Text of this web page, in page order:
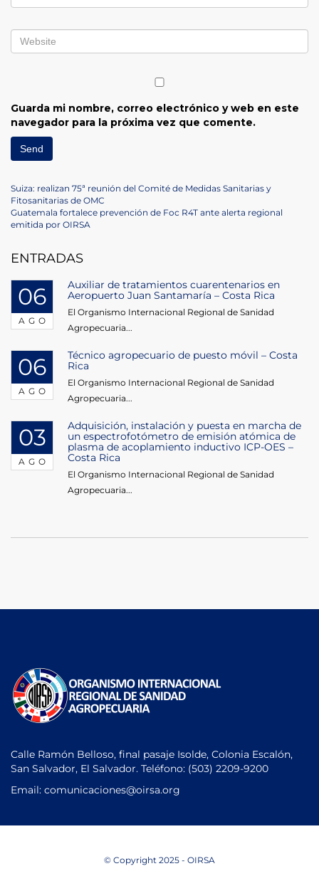
Guarda mi nombre, correo electrónico y web en este
navegador para la próxima vez que comente.
Navegación
de
Previous
Post
Suiza: realizan 75ª reunión del Comité de Medidas Sanitarias y
Fitosanitarias de OMC
Next
Post
Guatemala fortalece prevención de Foc R4T ante alerta regional
emitida por OIRSA
ENTRADAS
06
AGO
Auxiliar de tratamientos cuarentenarios en
Aeropuerto Juan Santamaría – Costa Rica
El Organismo Internacional Regional de Sanidad
Agropecuaria...
06
AGO
Técnico agropecuario de puesto móvil – Costa
Rica
El Organismo Internacional Regional de Sanidad
Agropecuaria...
03
AGO
Adquisición, instalación y puesta en marcha de
un espectrofotómetro de emisión atómica de
plasma de acoplamiento inductivo ICP-OES –
Costa Rica
El Organismo Internacional Regional de Sanidad
Agropecuaria...
Calle Ramón Belloso, final pasaje Isolde, Colonia Escalón,
San Salvador, El Salvador. Teléfono: (503) 2209-9200
Email: comunicaciones@oirsa.org
© Copyright 2025 - OIRSA